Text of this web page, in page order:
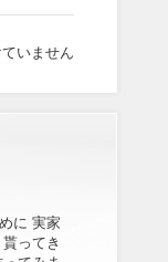
いません
に 実家
ってき